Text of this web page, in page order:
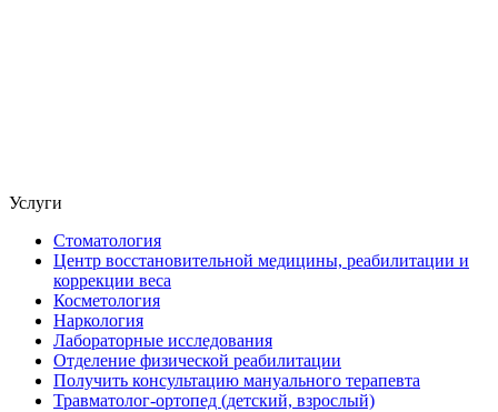
Услуги
Стоматология
Центр восстановительной медицины, реабилитации и
коррекции веса
Косметология
Наркология
Лабораторные исследования
Отделение физической реабилитации
Получить консультацию мануального терапевта
Травматолог-ортопед (детский, взрослый)